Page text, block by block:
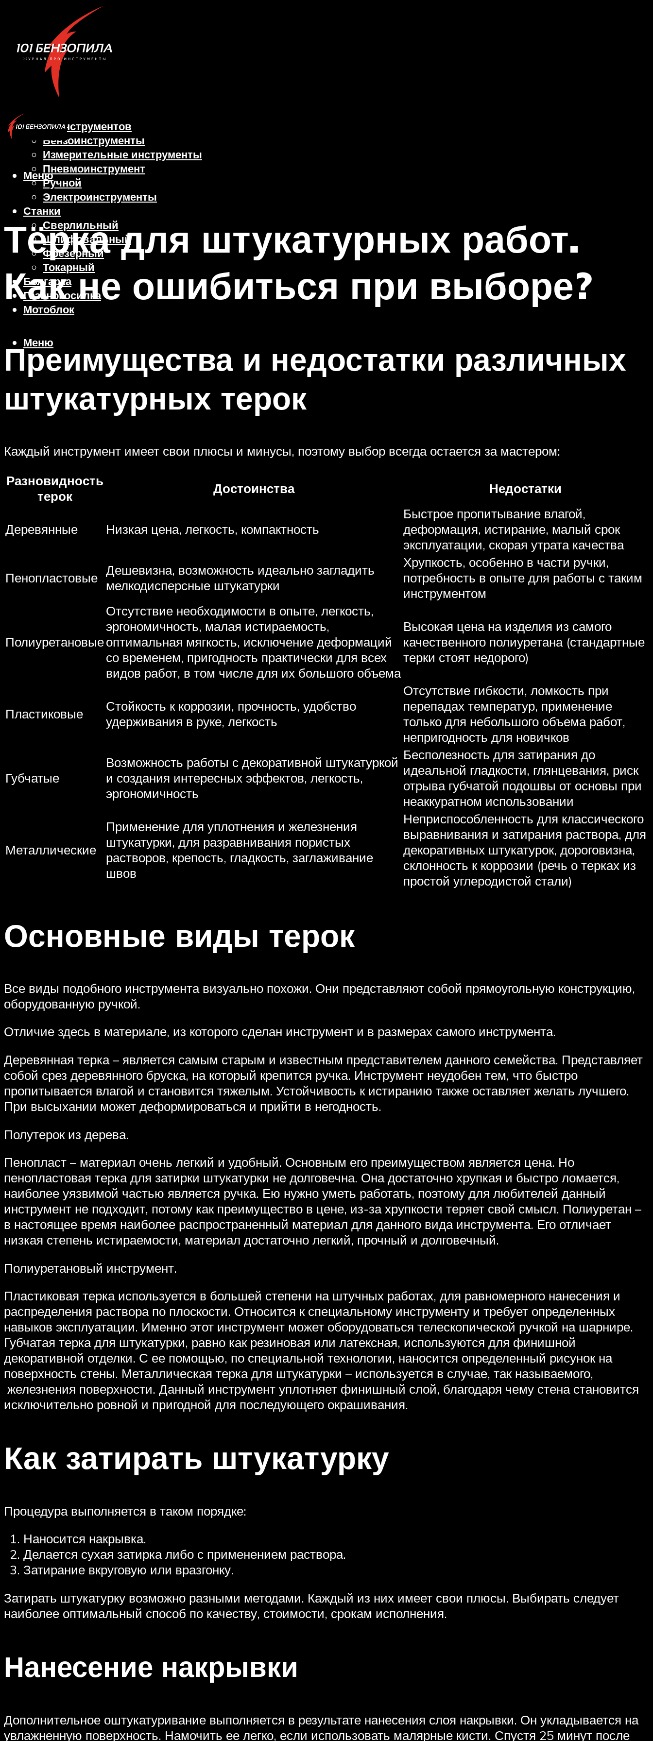
Виды инструментов
Бензоинструменты
Измерительные инструменты
Пневмоинструмент
Ручной
Электроинструменты
Станки
Сверлильный
Шлифовальный
Фрезерный
Токарный
Болгарка
Газонокосилка
Мотоблок
Меню
Меню
Тёрка для штукатурных работ.
Как не ошибиться при выборе?
Преимущества и недостатки различных
штукатурных терок
Каждый инструмент имеет свои плюсы и минусы, поэтому выбор всегда остается за мастером:
Разновидность
терок
Достоинства Недостатки
Деревянные Низкая цена, легкость, компактность
Быстрое пропитывание влагой,
деформация, истирание, малый срок
эксплуатации, скорая утрата качества
Пенопластовые Дешевизна, возможность идеально загладить
мелкодисперсные штукатурки
Хрупкость, особенно в части ручки,
потребность в опыте для работы с таким
инструментом
Полиуретановые
Отсутствие необходимости в опыте, легкость,
эргономичность, малая истираемость,
оптимальная мягкость, исключение деформаций
со временем, пригодность практически для всех
видов работ, в том числе для их большого объема
Высокая цена на изделия из самого
качественного полиуретана (стандартные
терки стоят недорого)
Пластиковые
Стойкость к коррозии, прочность, удобство
удерживания в руке, легкость
Отсутствие гибкости, ломкость при
перепадах температур, применение
только для небольшого объема работ,
непригодность для новичков
Губчатые
Возможность работы с декоративной штукатуркой
и создания интересных эффектов, легкость,
эргономичность
Бесполезность для затирания до
идеальной гладкости, глянцевания, риск
отрыва губчатой подошвы от основы при
неаккуратном использовании
Металлические
Применение для уплотнения и железнения
штукатурки, для разравнивания пористых
растворов, крепость, гладкость, заглаживание
швов
Неприспособленность для классического
выравнивания и затирания раствора, для
декоративных штукатурок, дороговизна,
склонность к коррозии (речь о терках из
простой углеродистой стали)
Основные виды терок
Все виды подобного инструмента визуально похожи. Они представляют собой прямоугольную конструкцию,
оборудованную ручкой.
Отличие здесь в материале, из которого сделан инструмент и в размерах самого инструмента.
Деревянная терка – является самым старым и известным представителем данного семейства. Представляет
собой срез деревянного бруска, на который крепится ручка. Инструмент неудобен тем, что быстро
пропитывается влагой и становится тяжелым. Устойчивость к истиранию также оставляет желать лучшего.
При высыхании может деформироваться и прийти в негодность.
Полутерок из дерева.
Пенопласт – материал очень легкий и удобный. Основным его преимуществом является цена. Но
пенопластовая терка для затирки штукатурки не долговечна. Она достаточно хрупкая и быстро ломается,
наиболее уязвимой частью является ручка. Ею нужно уметь работать, поэтому для любителей данный
инструмент не подходит, потому как преимущество в цене, из-за хрупкости теряет свой смысл. Полиуретан –
в настоящее время наиболее распространенный материал для данного вида инструмента. Его отличает
низкая степень истираемости, материал достаточно легкий, прочный и долговечный.
Полиуретановый инструмент.
Пластиковая терка используется в большей степени на штучных работах, для равномерного нанесения и
распределения раствора по плоскости. Относится к специальному инструменту и требует определенных
навыков эксплуатации. Именно этот инструмент может оборудоваться телескопической ручкой на шарнире.
Губчатая терка для штукатурки, равно как резиновая или латексная, используются для финишной
декоративной отделки. С ее помощью, по специальной технологии, наносится определенный рисунок на
поверхность стены. Металлическая терка для штукатурки – используется в случае, так называемого,
железнения поверхности. Данный инструмент уплотняет финишный слой, благодаря чему стена становится
исключительно ровной и пригодной для последующего окрашивания.
Как затирать штукатурку
Процедура выполняется в таком порядке:
Наносится накрывка.
Делается сухая затирка либо с применением раствора.
Затирание вкруговую или вразгонку.
Затирать штукатурку возможно разными методами. Каждый из них имеет свои плюсы. Выбирать следует
наиболее оптимальный способ по качеству, стоимости, срокам исполнения.
Нанесение накрывки
Дополнительное оштукатуривание выполняется в результате нанесения слоя накрывки. Он укладывается на
увлажненную поверхность. Намочить ее легко, если использовать малярные кисти. Спустя 25 минут после